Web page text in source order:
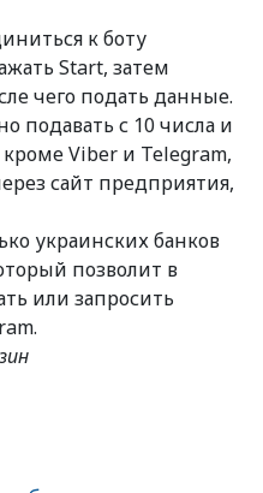
к боту
Start, затем
чего подать данные.
подавать с 10 числа и
Viber и Telegram,
сайт предприятия,
украинских банков
позволит в
или запросить